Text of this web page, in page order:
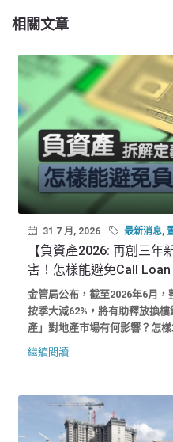
相關文章
31 7 月, 2026 最新消息,
【負資產2026: 再創三年
害！怎樣能避免Call Loan
金管局公布，截至2026年6月，
按季大減62%，將有助釋放換
產」對地產市場有何影響？怎
繼續閱讀